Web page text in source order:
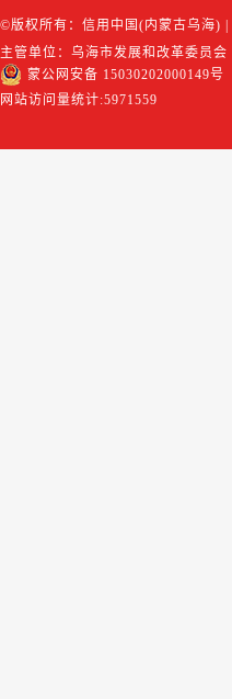
©版权所有：信用中国(内蒙古乌海)
主管单位：乌海市发展和改革委员会
蒙公网安备 15030202000149号
网站访问量统计:5971559